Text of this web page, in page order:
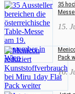
35
15.
Pack
16.